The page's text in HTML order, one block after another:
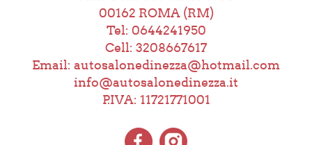
00162 ROMA (RM)
Tel: 0644241950
Cell: 3208667617
Email: autosalonedinezza@hotmail.com
info@autosalonedinezza.it
P.IVA: 11721771001